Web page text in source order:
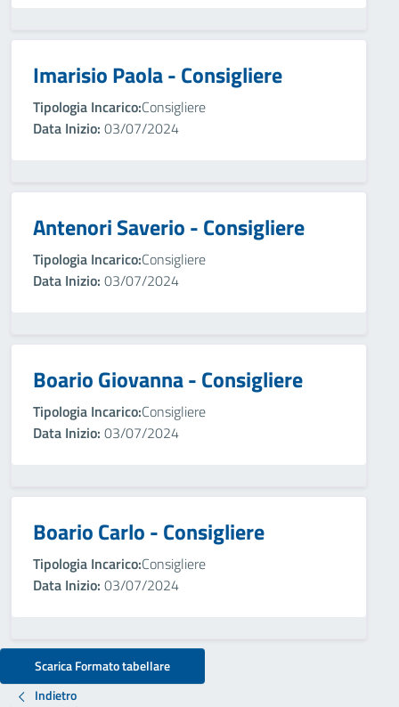
Imarisio Paola - Consigliere
Tipologia Incarico:Consigliere
Data Inizio: 03/07/2024
Antenori Saverio - Consigliere
Tipologia Incarico:Consigliere
Data Inizio: 03/07/2024
Boario Giovanna - Consigliere
Tipologia Incarico:Consigliere
Data Inizio: 03/07/2024
Boario Carlo - Consigliere
Tipologia Incarico:Consigliere
Data Inizio: 03/07/2024
Scarica Formato tabellare
Indietro